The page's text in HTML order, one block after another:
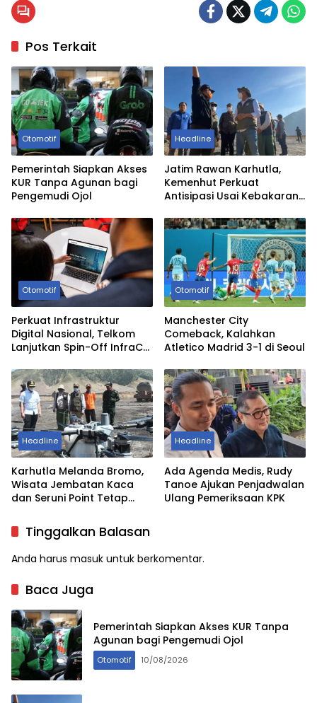
Pos Terkait
Otomotif
Pemerintah Siapkan Akses
KUR Tanpa Agunan bagi
Pengemudi Ojol
Headline
Jatim Rawan Karhutla,
Kemenhut Perkuat
Antisipasi Usai Kebakaran
Otomotif
Perkuat Infrastruktur
Digital Nasional, Telkom
Lanjutkan Spin-Off InfraCo
InfraNexia
Otomotif
Manchester City
Comeback, Kalahkan
Atletico Madrid 3-1 di Seoul
Headline
Karhutla Melanda Bromo,
Wisata Jembatan Kaca
dan Seruni Point Tetap
Headline
Ada Agenda Medis, Rudy
Tanoe Ajukan Penjadwalan
Ulang Pemeriksaan KPK
Tinggalkan Balasan
Anda harus masuk untuk berkomentar.
Baca Juga
Pemerintah Siapkan Akses KUR Tanpa
Agunan bagi Pengemudi Ojol
Otomotif 10/08/2026